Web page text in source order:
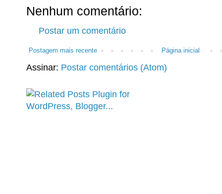
Nenhum comentário:
Postar um comentário
Postagem mais recente Página inicial
Assinar: Postar comentários (Atom)